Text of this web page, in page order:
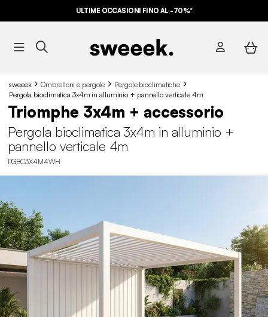
ULTIME OCCASIONI FINO AL -70%*
sweeek Ombrelloni e pergole
Pergole bioclimatiche
Pergola bioclimatica 3x4m in alluminio + pannello verticale 4m
Triomphe 3x4m + accessorio
Pergola bioclimatica 3x4m in alluminio +
pannello verticale 4m
PGBC3X4M4WH